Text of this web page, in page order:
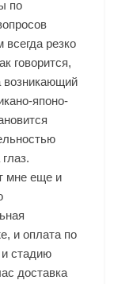
по
резко
говорится,
возникающий
японо-
мне еще и
и оплата по
и стадию
доставка